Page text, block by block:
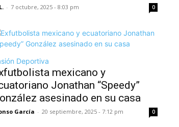
- 7 octubre, 2025 - 8:03 pm 0
Deportiva
mexicano y
Jonathan “Speedy”
asesinado en su casa
García - 20 septiembre, 2025 - 7:12 pm 0